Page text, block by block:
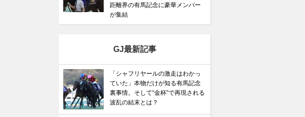
距離界の有馬記念に豪華メンバー
が集結
GJ最新記事
「シャフリヤールの激走はわかっ
ていた」本物だけが知る有馬記念
裏事情。そして“金杯”で再現される
波乱の結末とは？